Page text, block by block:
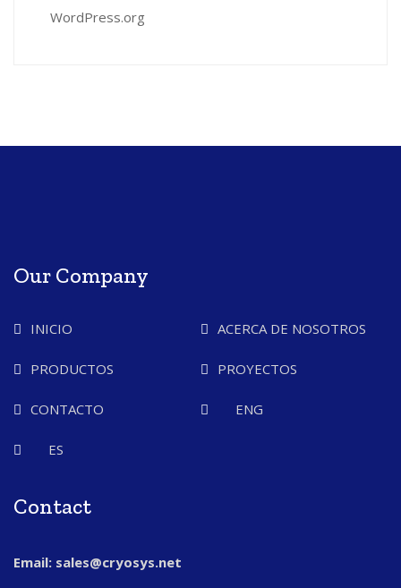
WordPress.org
Our Company
INICIO ACERCA DE NOSOTROS
PRODUCTOS PROYECTOS
CONTACTO ENG
ES
Contact
Email: sales@cryosys.net